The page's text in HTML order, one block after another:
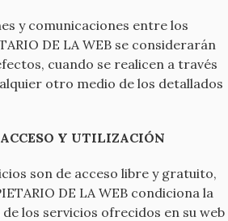
y comunicaciones entre los
DE LA WEB se considerarán
cuando se realicen a través
otro medio de los detallados
Y UTILIZACIÓN
son de acceso libre y gratuito,
DE LA WEB condiciona la
los servicios ofrecidos en su web